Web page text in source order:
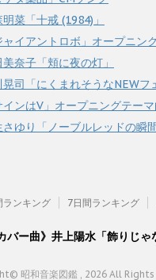
菜「十戒 (1984)」
ャイアントロボ」オープニン
奈子「頬に夜の灯」
司「にくまれそうなNEWフ
インはV」オープニングテーマ
さゆり「ノーブルレッドの瞬間
ランキング 7日間ランキング
バー曲》井上陽水「飾りじゃ
昭和音楽図鑑 , 2026 All Rights